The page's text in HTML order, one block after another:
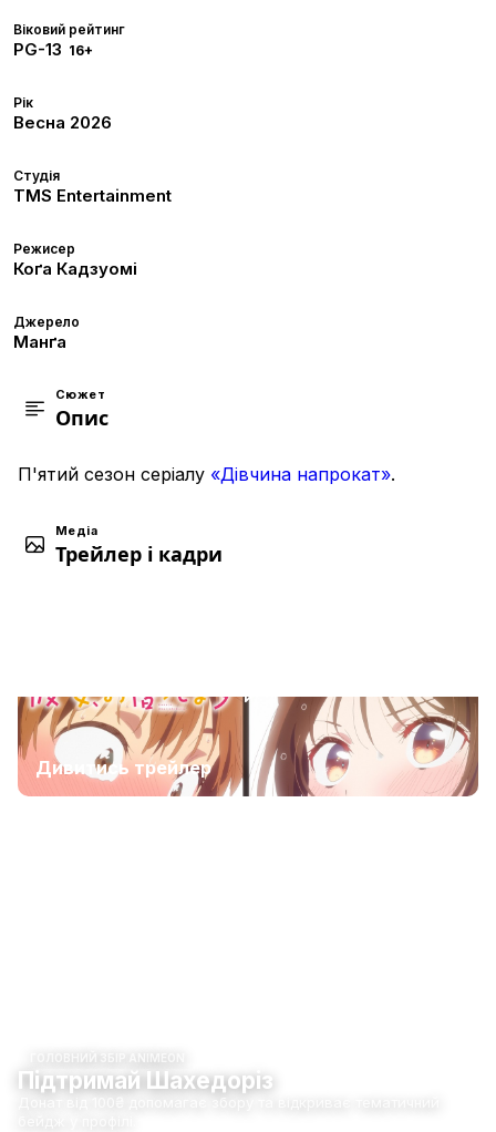
Віковий рейтинг
PG-13 16+
Рік
Весна 2026
Студія
TMS Entertainment
Режисер
Коґа Кадзуомі
Джерело
Манґа
Сюжет
Опис
П'ятий сезон серіалу «Дівчина напрокат».
Медіа
Трейлер і кадри
Дивитись трейлер
ГОЛОВНИЙ ЗБІР ANIMEON
Підтримай Шахедоріз
Донат від 100₴ допомагає збору та відкриває тематичний